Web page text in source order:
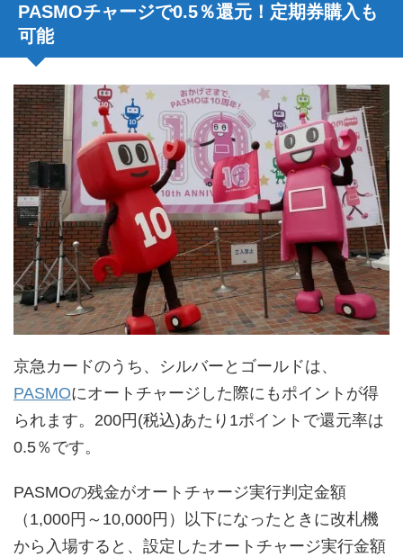
PASMOチャージで0.5％還元！定期券購入も
可能
京急カードのうち、シルバーとゴールドは、
PASMOにオートチャージした際にもポイントが得
られます。200円(税込)あたり1ポイントで還元率は
0.5％です。
PASMOの残金がオートチャージ実行判定金額
（1,000円～10,000円）以下になったときに改札機
から入場すると、設定したオートチャージ実行金額